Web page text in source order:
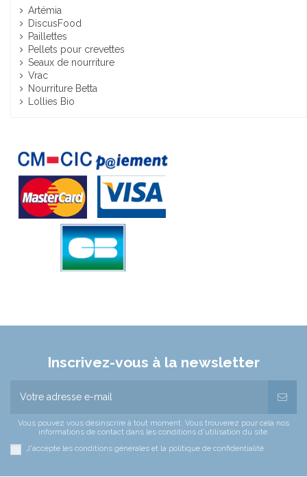
Artémia
DiscusFood
Paillettes
Pellets pour crevettes
Seaux de nourriture
Vrac
Nourriture Betta
Lollies Bio
Inscrivez-vous à la newsletter
Vous pouvez vous désinscrire à tout moment. Vous trouverez pour cela nos
informations de contact dans les conditions d'utilisation du site.
J'accepte les conditions générales et la politique de confidentialité